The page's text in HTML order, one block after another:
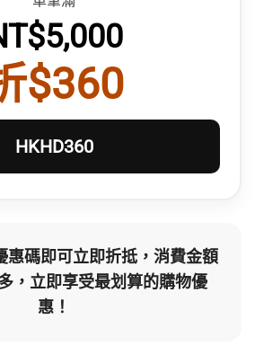
$360
HKHD360
惠碼即可立即折抵，消費金額
，立即享受最划算的購物優
惠！